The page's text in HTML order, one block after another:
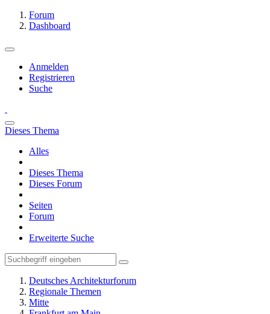
Forum
Dashboard
Anmelden
Registrieren
Suche
Dieses Thema
Alles
Dieses Thema
Dieses Forum
Seiten
Forum
Erweiterte Suche
Deutsches Architekturforum
Regionale Themen
Mitte